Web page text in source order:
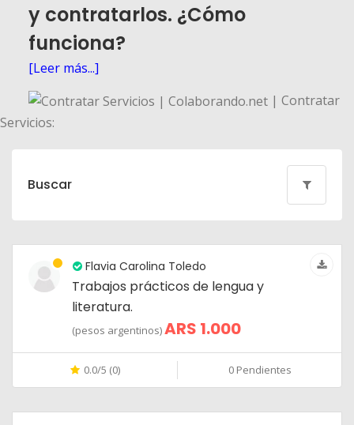
y contratarlos. ¿Cómo
funciona?
[Leer más...]
| Contratar
Servicios:
Buscar
Flavia Carolina Toledo
Trabajos prácticos de lengua y
literatura.
(pesos argentinos)ARS 1.000
0.0/5 (0) 0 Pendientes